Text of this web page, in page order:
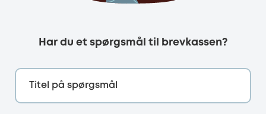
Har du et spørgsmål til brevkassen?
Titel på spørgsmål